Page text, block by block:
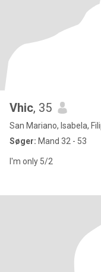
Vhic, 35
San Mariano, Isabela,
Søger: Mand 32 - 53
I'm only 5/2